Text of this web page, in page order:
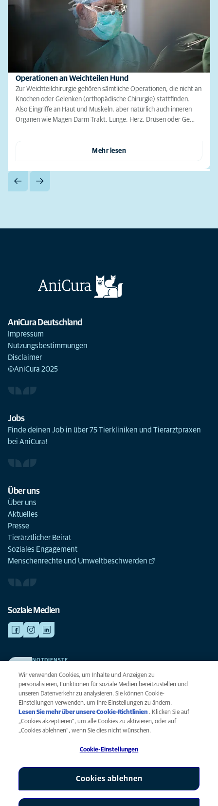
Operationen an Weichteilen Hund
Zur Weichteilchirurgie gehören sämtliche Operationen, die nicht an
Knochen oder Gelenken (orthopädische Chirurgie) stattfinden.
Also Eingriffe an Haut und Muskeln, aber natürlich auch inneren
Organen wie Magen-Darm-Trakt, Lunge, Herz, Drüsen oder Ge…
Mehr lesen
AniCura Deutschland
Impressum
Nutzungsbestimmungen
Disclaimer
©AniCura 2025
Jobs
Finde deinen Job in über 75 Tierkliniken und Tierarztpraxen
bei AniCura!
Über uns
Über uns
Aktuelles
Presse
Tierärztlicher Beirat
Soziales Engagement
Menschenrechte und Umweltbeschwerden
Soziale Medien
NOTDIENSTE
beste Versorgung verdient.
Datenschutz
Legal
Hinweis zu Cookies
AniCura ist eine Tochtergesellschaft von Mars, Inc © 2026
Wir verwenden Cookies, um Inhalte und Anzeigen zu
personalisieren, Funktionen für soziale Medien bereitzustellen und
unseren Datenverkehr zu analysieren. Sie können Cookie-
Einstellungen verwenden, um Ihre Einstellungen zu ändern.
Lesen Sie mehr über unsere Cookie-Richtlinien (opens in a new
tab)
. Klicken Sie auf
„Cookies akzeptieren“, um alle Cookies zu aktivieren, oder auf
„Cookies ablehnen“, wenn Sie dies nicht wünschen.
Cookie-Einstellungen
Cookies ablehnen